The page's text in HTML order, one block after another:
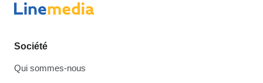
Société
Qui sommes-nous